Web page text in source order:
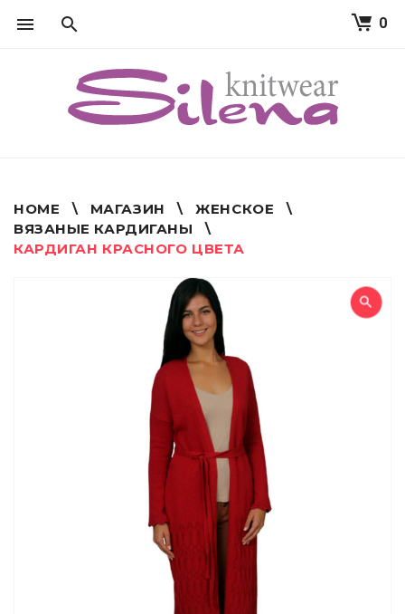
0
HOME \ МАГАЗИН \ ЖЕНСКОЕ
\
ВЯЗАНЫЕ КАРДИГАНЫ
\
КАРДИГАН КРАСНОГО ЦВЕТА